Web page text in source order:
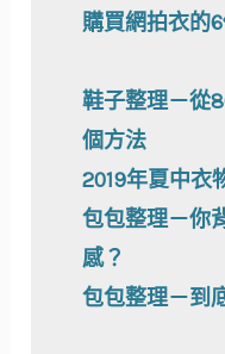
購買網拍衣的
鞋子整理－從
個方法
2019年夏中衣
包包整理－你
感？
包包整理－到